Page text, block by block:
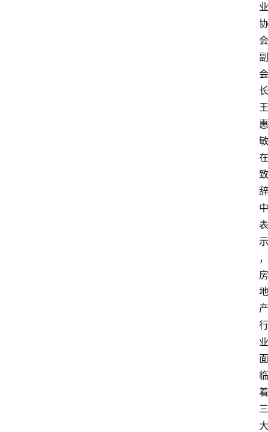
业
协
会
副
会
长
王
惠
敏
在
致
辞
中
表
示
，
房
地
产
行
业
面
临
着
三
大